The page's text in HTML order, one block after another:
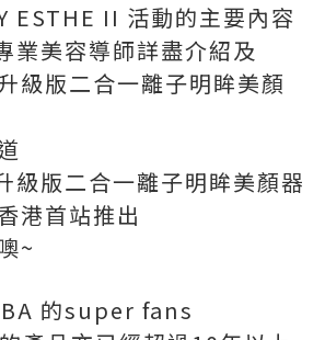
ESTHE II 活動的主要內容
業美容導師詳盡介紹及
級版二合一離子明眸美顏
級版二合一離子明眸美顏器
港首站推出
~
的super fans